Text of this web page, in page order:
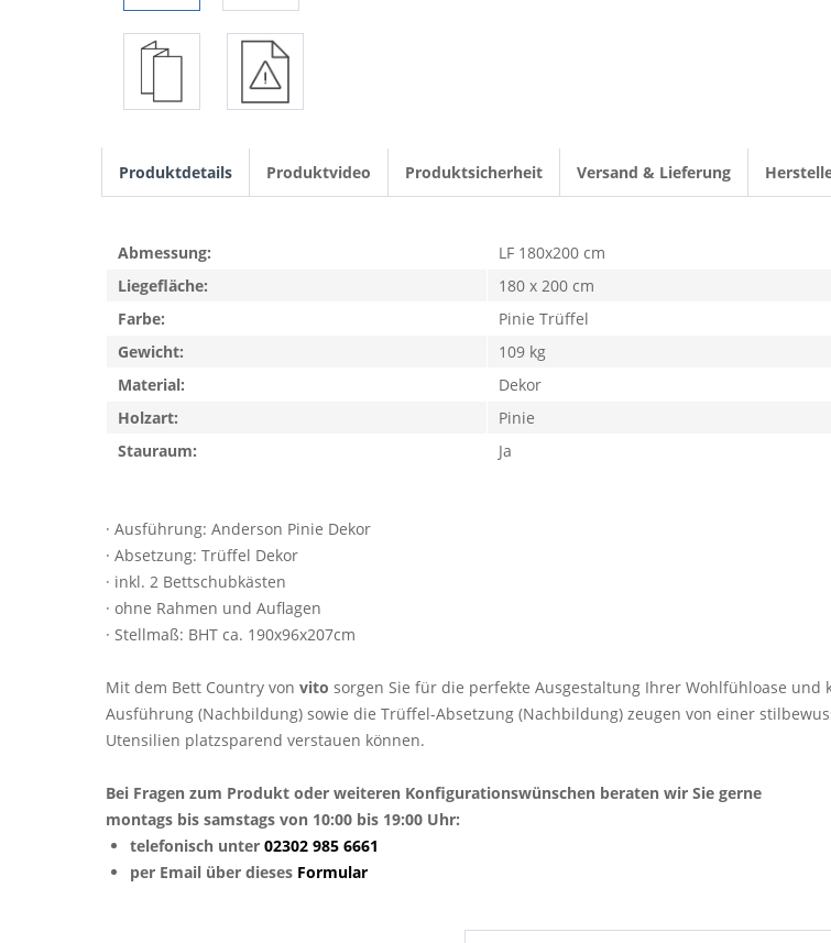
Produktdetails Produktvideo Produktsicherheit Versand & Lieferung
· Ausführung: Anderson Pinie Dekor
· Absetzung: Trüffel Dekor
· inkl. 2 Bettschubkästen
· ohne Rahmen und Auflagen
· Stellmaß: BHT ca. 190x96x207cm
Mit dem Bett Country von vito sorgen Sie für die perfekte Ausgestaltung Ihrer Wohlfühloase
Ausführung (Nachbildung) sowie die Trüffel-Absetzung (Nachbildung) zeugen von einer
Utensilien platzsparend verstauen können.
Bei Fragen zum Produkt oder weiteren Konfigurationswünschen beraten wir Sie gerne
montags bis samstags von 10:00 bis 19:00 Uhr:
telefonisch unter 02302 985 6661
per Email über dieses Formular
Abmessung:
LF 180x200 cm
Liegefläche:
180 x 200 cm
Farbe:
Pinie Trüffel
Gewicht:
109 kg
Material:
Dekor
Holzart:
Pinie
Stauraum:
Ja